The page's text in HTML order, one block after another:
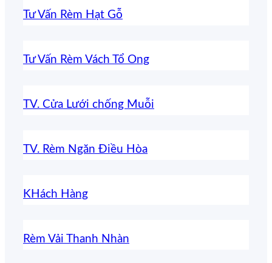
Tư Vấn Rèm Hạt Gỗ
Tư Vấn Rèm Vách Tổ Ong
TV. Cửa Lưới chống Muỗi
TV. Rèm Ngăn Điều Hòa
KHách Hàng
Rèm Vải Thanh Nhàn